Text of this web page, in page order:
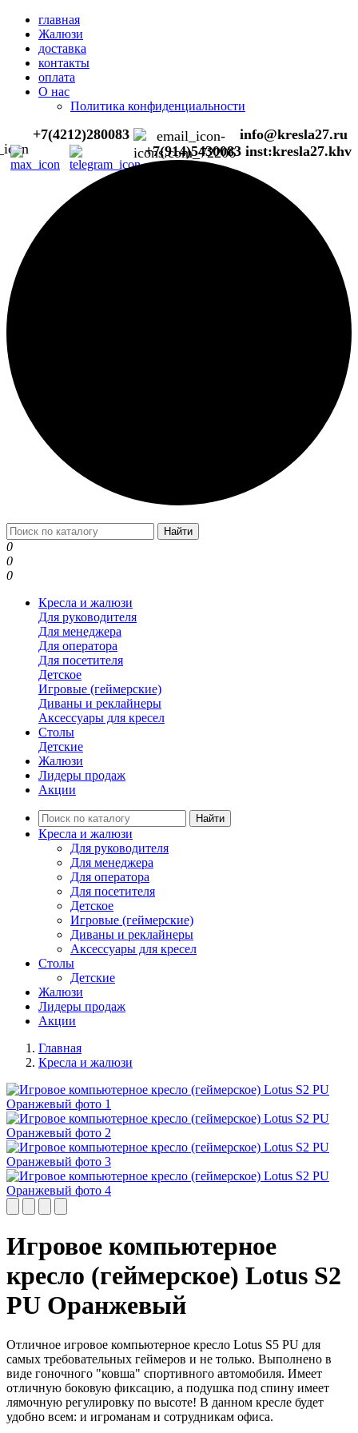
главная
Жалюзи
доставка
контакты
оплата
О нас
Политика конфиденциальности
+7(4212)280083
info@kresla27.ru
+7(914)5430083 inst:kresla27.khv
Найти
0
0
0
Кресла и жалюзи
Для руководителя
Для менеджера
Для оператора
Для посетителя
Детское
Игровые (геймерские)
Диваны и реклайнеры
Аксессуары для кресел
Столы
Детские
Жалюзи
Лидеры продаж
Акции
Найти
Кресла и жалюзи
Для руководителя
Для менеджера
Для оператора
Для посетителя
Детское
Игровые (геймерские)
Диваны и реклайнеры
Аксессуары для кресел
Столы
Детские
Жалюзи
Лидеры продаж
Акции
Главная
Кресла и жалюзи
Игровое компьютерное
кресло (геймерское) Lotus S2
PU Оранжевый
Отличное игровое компьютерное кресло Lotus S5 PU для
самых требовательных геймеров и не только. Выполнено в
виде гоночного "ковша" спортивного автомобиля. Имеет
отличную боковую фиксацию, а подушка под спину имеет
лямочную регулировку по высоте! В данном кресле будет
удобно всем: и игроманам и сотрудникам офиса.